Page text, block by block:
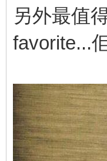
另外最值
favorite...